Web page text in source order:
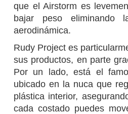
que el Airstorm es
bajar peso eliminando
aerodinámica.
Rudy Project es
sus productos, en parte
Por un lado, está el
ubicado en la nuca que
plástica interior,
cada costado puedes